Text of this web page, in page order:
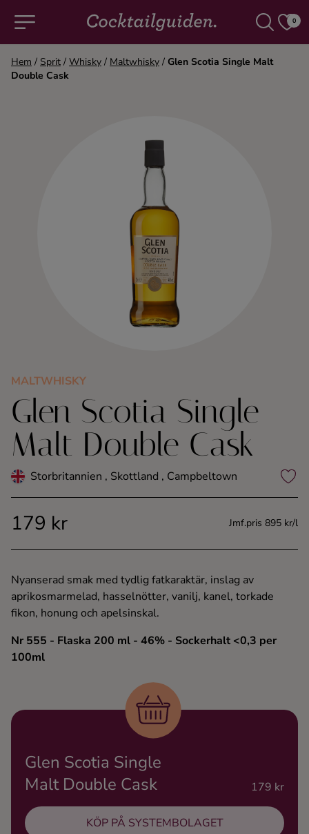
0
COCKTAILS & DRINKAR
Rom
Shots
Tequila
Whisky
Ingredienser
Hem / Sprit / Whisky / Maltwhisky / Glen Scotia Single Malt
Double Cask
MALTWHISKY
Glen Scotia Single
Malt Double Cask
Storbritannien , Skottland , Campbeltown
179 kr Jmf.pris 895 kr/l
Nyanserad smak med tydlig fatkaraktär, inslag av
aprikosmarmelad, hasselnötter, vanilj, kanel, torkade
fikon, honung och apelsinskal.
Nr 555 - Flaska 200 ml - 46% - Sockerhalt <0,3 per
100ml
Glen Scotia Single
Malt Double Cask
179 kr
KÖP PÅ SYSTEMBOLAGET